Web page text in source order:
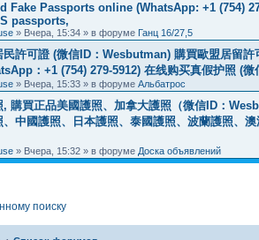
Fake Passports online (WhatsApp: +1 (754)
passports,
» Вчера, 15:34 » в форуме Ганц 16/27,5
民許可證 (微信ID：Wesbutman) 購買歐盟居留
：+1 (754) 279-5912) 在线购买真假护照 (微
» Вчера, 15:33 » в форуме Альбатрос
, 購買正品美國護照、加拿大護照（微信ID：
、中國護照、日本護照、泰國護照、波蘭護照、
» Вчера, 15:32 » в форуме Доска объявлений
поиску